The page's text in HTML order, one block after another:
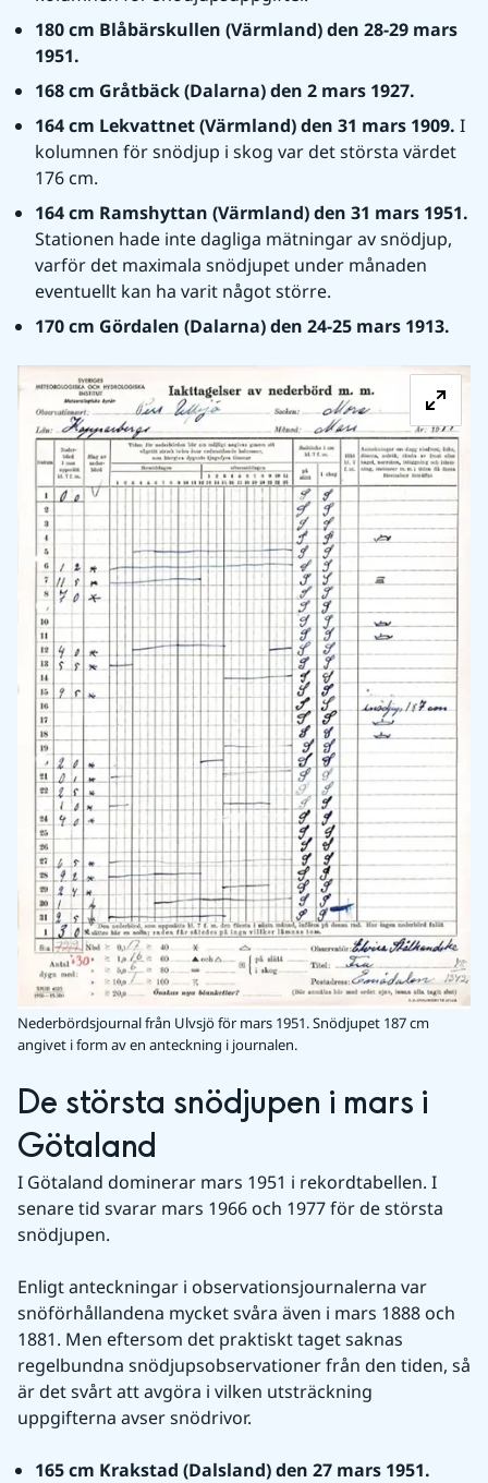
180 cm Blåbärskullen (Värmland) den 28-29 mars
1951.
168 cm Gråtbäck (Dalarna) den 2 mars 1927.
164 cm Lekvattnet (Värmland) den 31 mars 1909. I
kolumnen för snödjup i skog var det största värdet
176 cm.
Stationen hade inte dagliga mätningar av snödjup,
varför det maximala snödjupet under månaden
eventuellt kan ha varit något större.
170 cm Gördalen (Dalarna) den 24-25 mars 1913.
Nederbördsjournal från Ulvsjö för mars 1951. Snödjupet 187 cm
angivet i form av en anteckning i journalen.
De största snödjupen i mars i
Götaland
I Götaland dominerar mars 1951 i rekordtabellen. I
senare tid svarar mars 1966 och 1977 för de största
snödjupen.
Enligt anteckningar i observationsjournalerna var
snöförhållandena mycket svåra även i mars 1888 och
1881. Men eftersom det praktiskt taget saknas
regelbundna snödjupsobservationer från den tiden, så
är det svårt att avgöra i vilken utsträckning
uppgifterna avser snödrivor.